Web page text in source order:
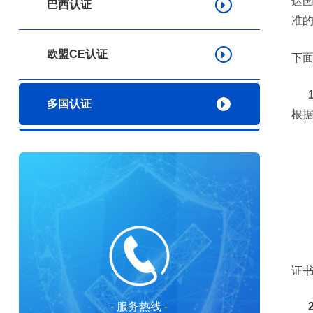
巴西认证
欧盟CE认证
多国认证
- 服务热线 -
准
下
根
证